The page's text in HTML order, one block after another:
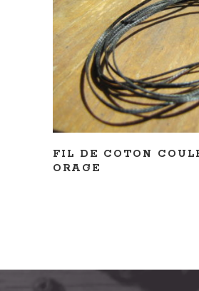
LIRE LA SUITE
FIL DE COTON
ORAGE